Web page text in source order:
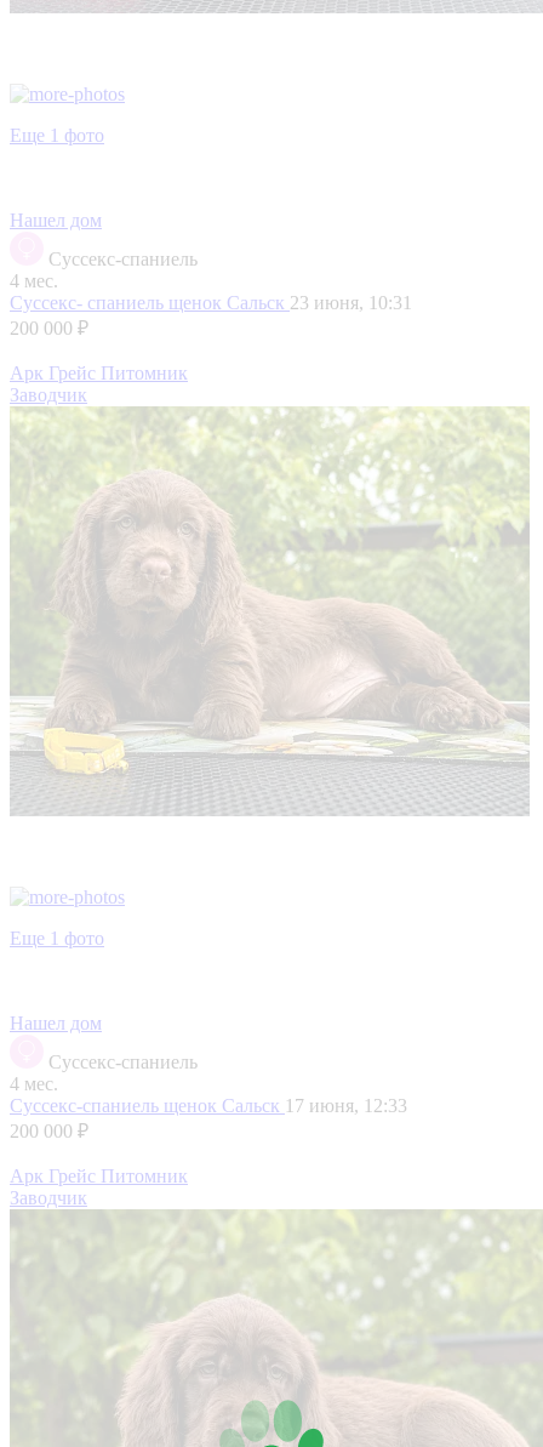
Еще 1 фото
Нашел дом
Суссекс-спаниель
4 мес.
Суссекс- спаниель щенок Сальск 23 июня, 10:31
200 000 ₽
Арк Грейс Питомник
Заводчик
Еще 1 фото
Нашел дом
Суссекс-спаниель
4 мес.
Суссекс-спаниель щенок Сальск 17 июня, 12:33
200 000 ₽
Арк Грейс Питомник
Заводчик